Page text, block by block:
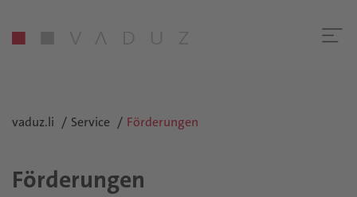
vaduz.li Service Förderungen
Förderungen